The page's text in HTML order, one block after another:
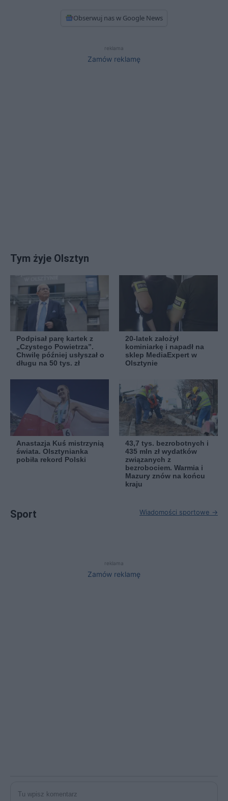
Obserwuj nas w Google News
reklama
Zamów reklamę
Tym żyje Olsztyn
Podpisał parę kartek z
„Czystego Powietrza”.
Chwilę później usłyszał o
długu na 50 tys. zł
20-latek założył
kominiarkę i napadł na
sklep MediaExpert w
Olsztynie
Anastazja Kuś mistrzynią
świata. Olsztynianka
pobiła rekord Polski
43,7 tys. bezrobotnych i
435 mln zł wydatków
związanych z
bezrobociem. Warmia i
Mazury znów na końcu
kraju
Sport Wiadomości sportowe →
reklama
Zamów reklamę